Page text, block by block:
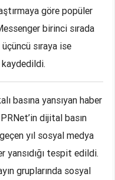
göre popüler
birinci sırada
sıraya ise
kaydedildi.
basına yansıyan haber
dijital basın
yıl sosyal medya
yansıdığı tespit edildi.
gruplarında sosyal